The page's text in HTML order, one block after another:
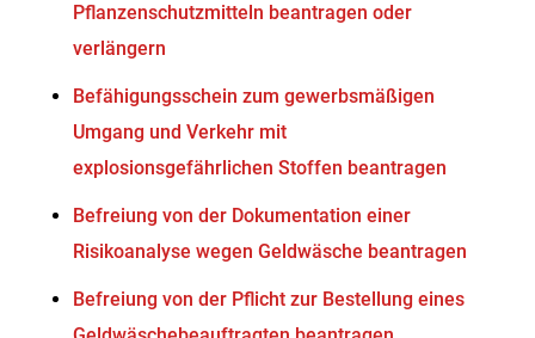
Pflanzenschutzmitteln beantragen oder
verlängern
Befähigungsschein zum gewerbsmäßigen
Umgang und Verkehr mit
explosionsgefährlichen Stoffen beantragen
Befreiung von der Dokumentation einer
Risikoanalyse wegen Geldwäsche beantragen
Befreiung von der Pflicht zur Bestellung eines